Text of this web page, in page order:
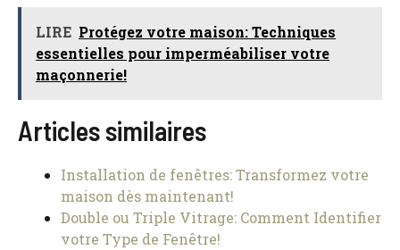
LIRE Protégez votre maison: Techniques
essentielles pour imperméabiliser votre
maçonnerie!
Articles similaires
Installation de fenêtres: Transformez votre
maison dès maintenant!
Double ou Triple Vitrage: Comment Identifier
votre Type de Fenêtre!